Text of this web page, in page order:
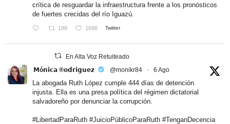
crítica de resguardar la infraestructura frente a los pronósticos
de fuertes crecidas del río Iguazú.
188 1698 Twitter
En Alta Voz Retuiteado
𝗠ó𝗻𝗶𝗰𝗮 ®𝗼𝗱𝗿𝗶𝗴𝘂𝗲𝘇
@monikr84 · 6 Ago
La abogada Ruth López cumple 444 días de detención
injusta. Ella es una presa política del régimen dictatorial
salvadoreño por denunciar la corrupción.
#LibertadParaRuth #JuicioPúblicoParaRuth #TenganDecencia